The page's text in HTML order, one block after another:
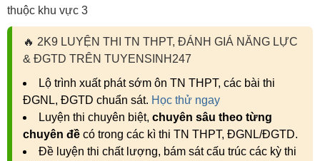
thuộc khu vực 3
🔥 2K9 LUYỆN THI TN THPT, ĐÁNH GIÁ NĂNG LỰC
& ĐGTD TRÊN TUYENSINH247
Lộ trình xuất phát sớm ôn TN THPT, các bài thi
ĐGNL, ĐGTD chuẩn sát. Học thử ngay
Luyện thi chuyên biệt, chuyên sâu theo từng
chuyên đề có trong các kì thi TN THPT, ĐGNL/ĐGTD.
Đề luyện thi chất lượng, bám sát cấu trúc các kỳ thi